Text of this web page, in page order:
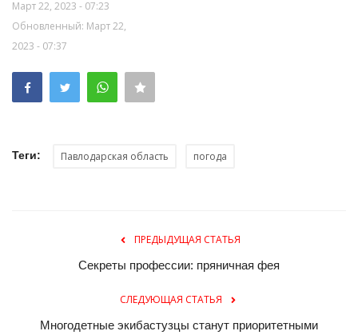
Март 22, 2023 - 07:23
Обновленный: Март 22,
2023 - 07:37
Теги: Павлодарская область погода
ПРЕДЫДУЩАЯ СТАТЬЯ
Секреты профессии: пряничная фея
СЛЕДУЮЩАЯ СТАТЬЯ
Многодетные экибастузцы станут приоритетными